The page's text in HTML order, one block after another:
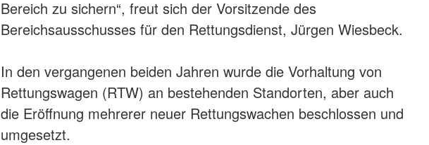
Bereich zu sichern“, freut sich der Vorsitzende des
Bereichsausschusses für den Rettungsdienst, Jürgen Wiesbeck.
In den vergangenen beiden Jahren wurde die Vorhaltung von
Rettungswagen (RTW) an bestehenden Standorten, aber auch
die Eröffnung mehrerer neuer Rettungswachen beschlossen und
umgesetzt.